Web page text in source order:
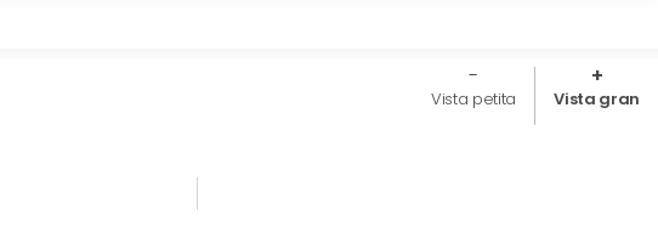
Vista petita Vista gran